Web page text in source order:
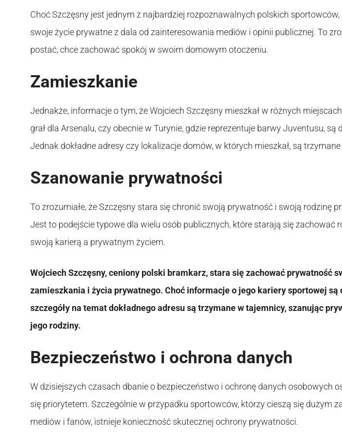
Choć Szczęsny jest jednym z najbardziej rozpoznawalnych polskich
swoje życie prywatne z dala od zainteresowania mediów i opinii publicznej. To
postać, chce zachować spokój w swoim domowym otoczeniu.
Zamieszkanie
Jednakże, informacje o tym, że Wojciech Szczęsny mieszkał w różnych
grał dla Arsenalu, czy obecnie w Turynie, gdzie reprezentuje barwy Juventusu, są
Jednak dokładne adresy czy lokalizacje domów, w których mieszkał, są
Szanowanie prywatności
To zrozumiałe, że Szczęsny stara się chronić swoją prywatność i swoją rodzinę
Jest to podejście typowe dla wielu osób publicznych, które starają się zachować
swoją karierą a prywatnym życiem.
Wojciech Szczęsny, ceniony polski bramkarz, stara się zachować prywatność
zamieszkania i życia prywatnego. Choć informacje o jego kariery sportowej są
szczegóły na temat dokładnego adresu są trzymane w tajemnicy, szanując
jego rodziny.
Bezpieczeństwo i ochrona danych
W dzisiejszych czasach dbanie o bezpieczeństwo i ochronę danych osobowych
się priorytetem. Szczególnie w przypadku sportowców, którzy cieszą się dużym
mediów i fanów, istnieje konieczność skutecznej ochrony prywatności.